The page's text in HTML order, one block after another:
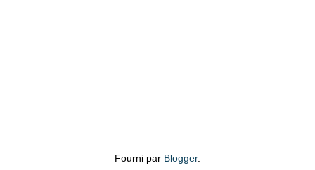
Fourni par Blogger.